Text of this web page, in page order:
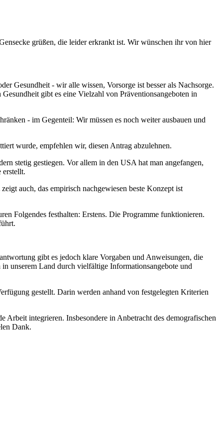
grüßen, die leider erkrankt ist. Wir wünschen ihr von hier
Gesundheit - wir alle wissen, Vorsorge ist besser als Nachsorge.
gibt es eine Vielzahl von Präventionsangeboten in
- im Gegenteil: Wir müssen es noch weiter ausbauen und
wurde, empfehlen wir, diesen Antrag abzulehnen.
stetig gestiegen. Vor allem in den USA hat man angefangen,
erstellt.
auch, das empirisch nachgewiesen beste Konzept ist
Folgendes festhalten: Erstens. Die Programme funktionieren.
gibt es jedoch klare Vorgaben und Anweisungen, die
unserem Land durch vielfältige Informationsangebote und
gestellt. Darin werden anhand von festgelegten Kriterien
integrieren. Insbesondere in Anbetracht des demografischen
Dank.